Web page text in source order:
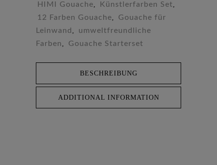
HIMI Gouache, Künstlerfarben Set,
12 Farben Gouache,
Gouache für
Leinwand ,
umweltfreundliche
Farben , Gouache Starterset
BESCHREIBUNG
ADDITIONAL INFORMATION